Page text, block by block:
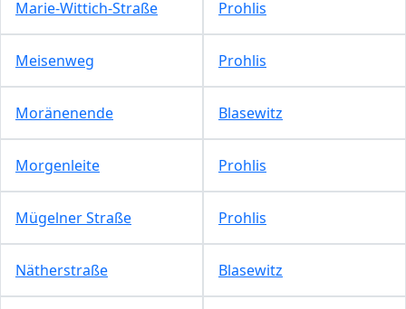
Marie-Wittich-Straße Prohlis
Meisenweg Prohlis
Moränenende Blasewitz
Morgenleite Prohlis
Mügelner Straße Prohlis
Nätherstraße Blasewitz